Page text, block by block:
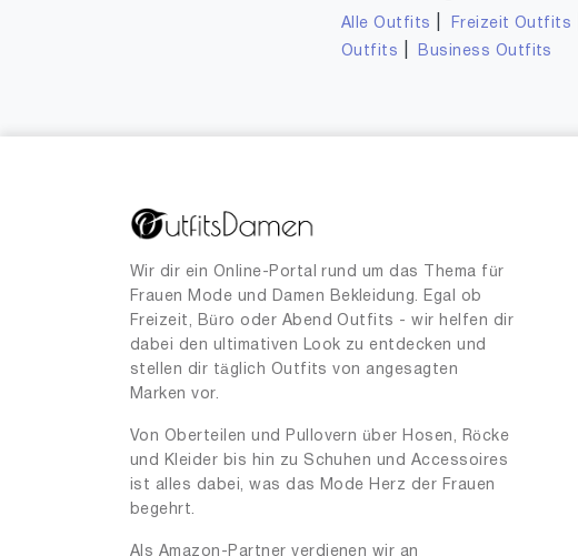
Alle Outfits Freizeit Outfits
Outfits
Business Outfits
Wir dir ein Online-Portal rund um das Thema für
Frauen Mode und Damen Bekleidung. Egal ob
Freizeit, Büro oder Abend Outfits - wir helfen dir
dabei den ultimativen Look zu entdecken und
stellen dir täglich Outfits von angesagten
Marken vor.
Von Oberteilen und Pullovern über Hosen, Röcke
und Kleider bis hin zu Schuhen und Accessoires
ist alles dabei, was das Mode Herz der Frauen
begehrt.
Als Amazon-Partner verdienen wir an